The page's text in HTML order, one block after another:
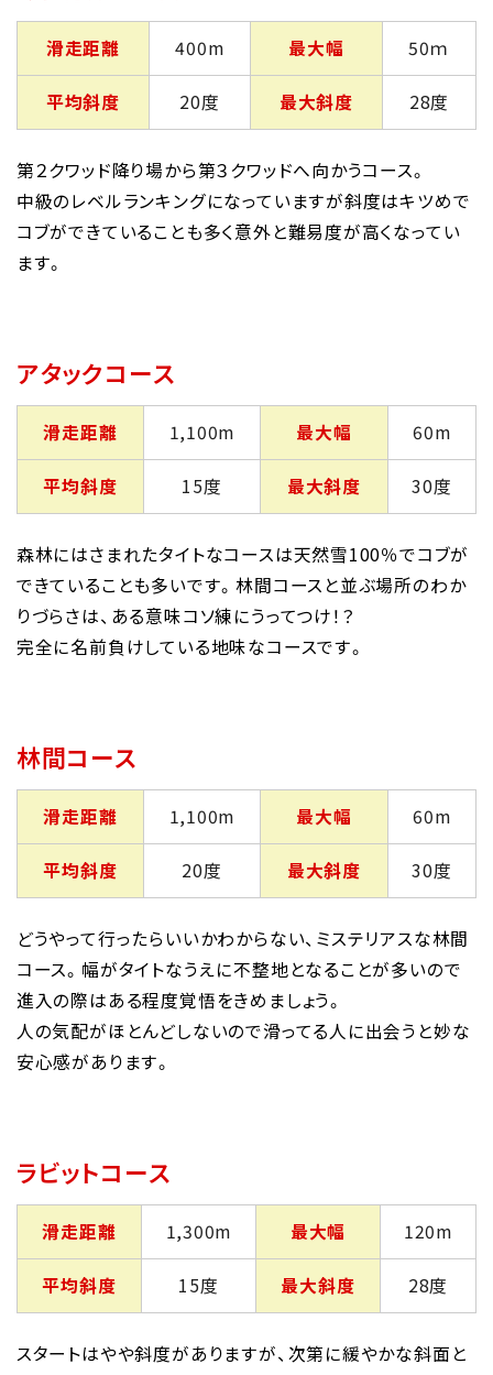
滑走距離 400m 最大幅 50ｍ
平均斜度 20度 最大斜度 28度
第２クワッド降り場から第３クワッドへ向かうコース。
中級のレベルランキングになっていますが斜度はキツめで
コブができていることも多く意外と難易度が高くなってい
ます。
アタックコース
滑走距離 1,100m 最大幅 60m
平均斜度 15度 最大斜度 30度
森林にはさまれたタイトなコースは天然雪100％でコブが
できていることも多いです。林間コースと並ぶ場所のわか
りづらさは、ある意味コソ練にうってつけ！？
完全に名前負けしている地味なコースです。
林間コース
滑走距離 1,100m 最大幅 60m
平均斜度 20度 最大斜度 30度
どうやって行ったらいいかわからない、ミステリアスな林間
コース。幅がタイトなうえに不整地となることが多いので
進入の際はある程度覚悟をきめましょう。
人の気配がほとんどしないので滑ってる人に出会うと妙な
安心感があります。
ラビットコース
滑走距離 1,300m 最大幅 120m
平均斜度 15度 最大斜度 28度
スタートはやや斜度がありますが、次第に緩やかな斜面と